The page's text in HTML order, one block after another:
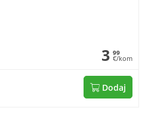
3 99
€/kom
Dodaj